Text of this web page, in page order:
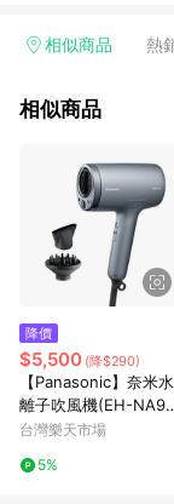
Smart mobile、神腦
台灣樂天市場，並在
使用APP、或中途瀏
由網頁版(電腦版/手
無法進行 LINE POINTS 回饋。 (5) LINE
平台，商品資料更新
位、贈品與台灣樂天
(6) 導購訂單已逾
點數回饋或點數回饋
追訴之權利，活動詳
相似商品 熱
相似商品
降價
$5,500 (降$290)
【Panasonic】奈米水
離子吹風機(EH-NA9
N)
台灣樂天市場
5%